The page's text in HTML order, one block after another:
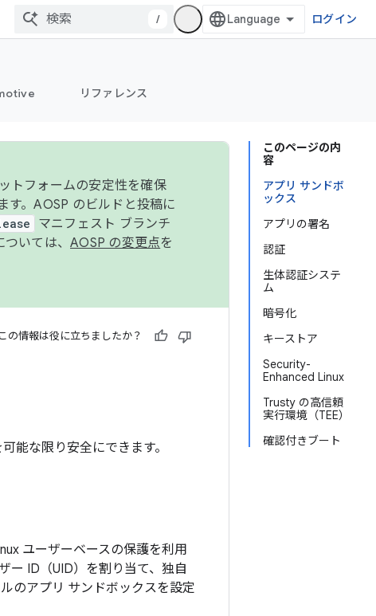
/ ログイン
リファレンス
このページの内
容
アプリ サンドボ
ックス
アプリの署名
認証
生体認証システ
ム
暗号化
キーストア
Security-
Enhanced Linux
Trusty の高信頼
実行環境（TEE）
確認付きブート
トフォームの安定性を確保
す。AOSP のビルドと投稿に
マニフェスト ブランチ
いては、 AOSP の変更点を
この情報は役に立ちましたか？
能な限り安全にできます。
ユーザーベースの保護を利用
ー ID（UID）を割り当て、独自
のアプリ サンドボックスを設定